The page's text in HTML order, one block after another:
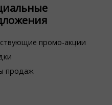
промо-акции
продаж